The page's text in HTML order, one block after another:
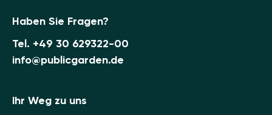
Haben Sie Fragen?
Tel. +49 30 629322-00
info@publicgarden.de
Ihr Weg zu uns